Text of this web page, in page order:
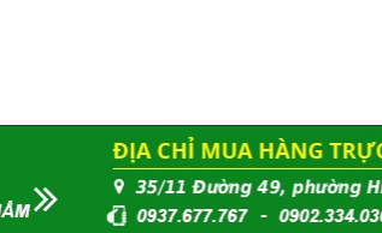
Đất Sét
?